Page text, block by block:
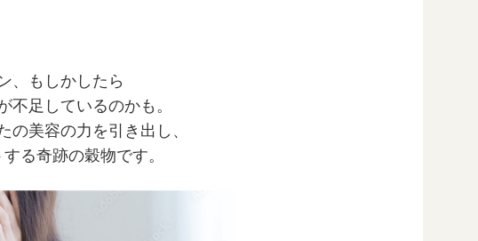
、もしかしたら
不足しているのかも。
の美容の力を引き出し、
る奇跡の穀物です。